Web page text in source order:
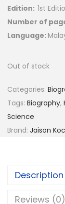
Edition: 1st
Number of
Language:
Out of stock
Categories:
Tags: Biography,
Science
Brand: Jaison
Description
Reviews (0)